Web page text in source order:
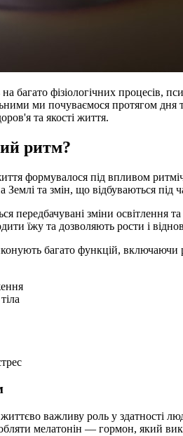
багато фізіологічних процесів,
ми почуваємося протягом дня
та якості життя.
ритм?
формувалося під впливом
Землі та змін, що відбуваються під
передбачувані зміни освітлення
їжу та дозволяють рости і
багато функцій, включаючи
важливу роль у здатності
мелатонін — гормон, який